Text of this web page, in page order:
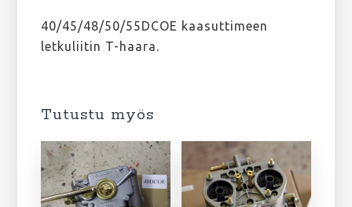
40/45/48/50/55DCOE kaasuttimeen
letkuliitin T-haara.
Tutustu myös